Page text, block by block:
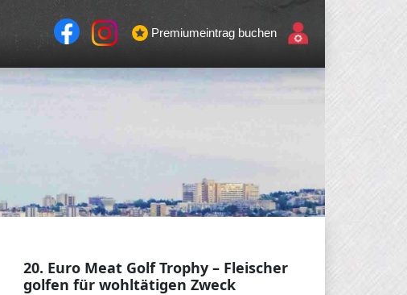
Premiumeintrag buchen
20. Euro Meat Golf Trophy – Fleischer
golfen für wohltätigen Zweck